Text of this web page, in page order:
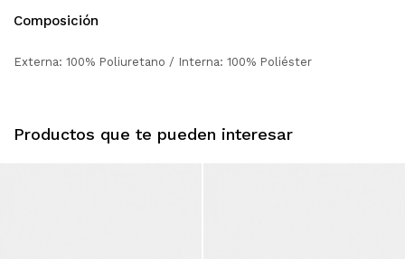
Composición
Externa: 100% Poliuretano / Interna: 100% Poliéster
Productos que te pueden interesar